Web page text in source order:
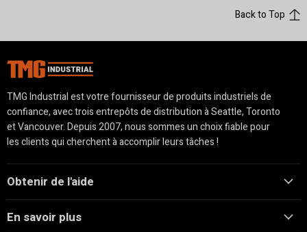
Back to Top
TMG Industrial est votre fournisseur de produits industriels de
confiance, avec trois entrepôts de distribution à Seattle, Toronto
et Vancouver. Depuis 2007, nous sommes un choix fiable pour
les clients qui cherchent à accomplir leurs tâches !
Obtenir de l'aide
En savoir plus